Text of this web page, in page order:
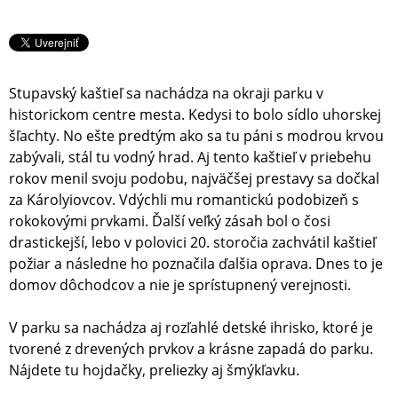
Stupavský kaštieľ sa nachádza na okraji parku v
historickom centre mesta. Kedysi to bolo sídlo uhorskej
šľachty. No ešte predtým ako sa tu páni s modrou krvou
zabývali, stál tu vodný hrad. Aj tento kaštieľ v priebehu
rokov menil svoju podobu, najväčšej prestavy sa dočkal
za Károlyiovcov. Vdýchli mu romantickú podobizeň s
rokokovými prvkami. Ďalší veľký zásah bol o čosi
drastickejší, lebo v polovici 20. storočia zachvátil kaštieľ
požiar a následne ho poznačila ďalšia oprava. Dnes to je
domov dôchodcov a nie je sprístupnený verejnosti.
V parku sa nachádza aj rozľahlé detské ihrisko, ktoré je
tvorené z drevených prvkov a krásne zapadá do parku.
Nájdete tu hojdačky, preliezky aj šmýkľavku.